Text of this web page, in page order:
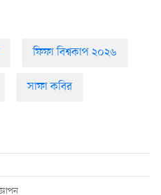
ফিফা বিশ্বকাপ ২০২৬
সাফা কবির